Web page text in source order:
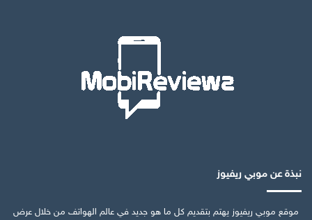
نبذة عن موبي ريفيوز
موقع موبي ريفيوز يهتم بتقديم كل ما هو جديد في عالم الهواتف من خلال عرض